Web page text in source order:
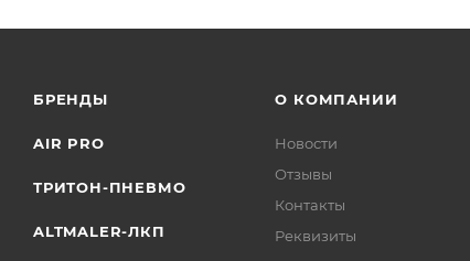
БРЕНДЫ
AIR PRO
ТРИТОН-ПНЕВМО
ALTMALER-ЛКП
О КОМПАНИИ
Новости
Отзывы
Контакты
Реквизиты